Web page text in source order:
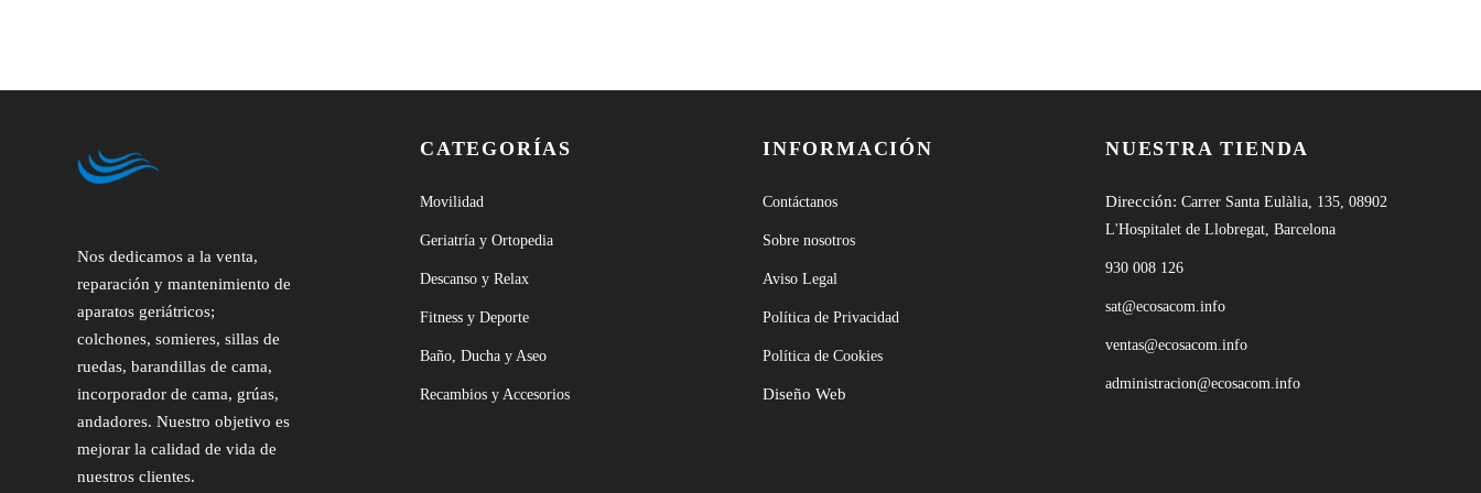
Nos dedicamos a la venta,
reparación y mantenimiento de
aparatos geriátricos;
colchones, somieres, sillas de
ruedas, barandillas de cama,
incorporador de cama, grúas,
andadores. Nuestro objetivo es
mejorar la calidad de vida de
nuestros clientes.
CATEGORÍAS
Movilidad
Geriatría y Ortopedia
Descanso y Relax
Fitness y Deporte
Baño, Ducha y Aseo
Recambios y Accesorios
INFORMACIÓN
Contáctanos
Sobre nosotros
Aviso Legal
Política de Privacidad
Política de Cookies
Diseño Web
NUESTRA TIENDA
Dirección: Carrer Santa Eulàlia, 135, 08902
L'Hospitalet de Llobregat, Barcelona
930 008 126
sat@ecosacom.info
ventas@ecosacom.info
administracion@ecosacom.info